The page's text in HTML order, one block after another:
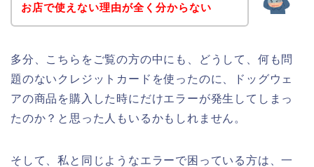
お店で使えない理由が全く分からない
多分、こちらをご覧の方の中にも、どうして、何も問
題のないクレジットカードを使ったのに、ドッグウェ
アの商品を購入した時にだけエラーが発生してしまっ
たのか？と思った人もいるかもしれません。
そして、私と同じようなエラーで困っている方は、一